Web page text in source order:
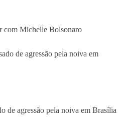
com Michelle Bolsonaro
de agressão pela noiva em Brasília